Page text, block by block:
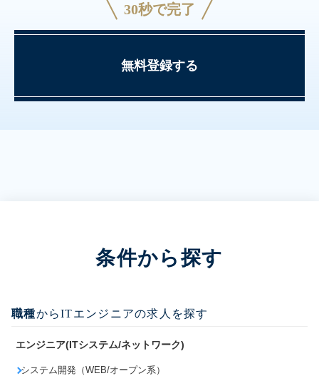
30秒で完了
無料登録する
条件から探す
職種からITエンジニアの求人を探す
エンジニア(ITシステム/ネットワーク)
システム開発（WEB/オープン系）